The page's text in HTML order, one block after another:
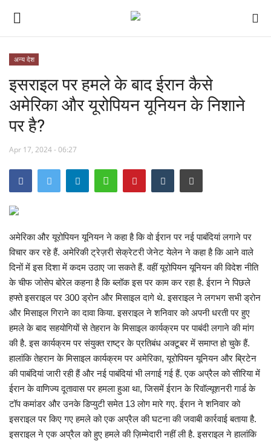
छत्तीसगढ़
मध्यप्रदेश
देश
अन्य देश
मनोरंजन
खेल
लाइफ स्टाइल
व्यापार
शिक्षा एवं रोजगार
धर्म एवं ज्योतिष
अन्य देश
इसराइल पर हमले के बाद ईरान कैसे
अमेरिका और यूरोपियन यूनियन के निशाने
पर है?
Apr 17, 2024 - 06:27
अमेरिका और यूरोपियन यूनियन ने कहा है कि वो ईरान पर नई पाबंदियां लगाने पर
विचार कर रहे हैं. अमेरिकी ट्रेज़री सेक्रेटरी जेनेट येलेन ने कहा है कि आने वाले
दिनों में इस दिशा में कदम उठाए जा सकते हैं. वहीं यूरोपियन यूनियन की विदेश नीति
के चीफ जोसेप बोरेल कहना है कि ब्लॉक इस पर काम कर रहा है. ईरान ने पिछले
हफ्ते इसराइल पर 300 ड्रोन और मिसाइल दागे थे. इसराइल ने लगभग सभी ड्रोन
और मिसाइल गिराने का दावा किया. इसराइल ने शनिवार को अपनी धरती पर हुए
हमले के बाद सहयोगियों से तेहरान के मिसाइल कार्यक्रम पर पाबंदी लगाने की मांग
की है. इस कार्यक्रम पर संयुक्त राष्ट्र के प्रतिबंध अक्टूबर में समाप्त हो चुके हैं.
हालांकि तेहरान के मिसाइल कार्यक्रम पर अमेरिका, यूरोपियन यूनियन और ब्रिटेन
की पाबंदियां जारी रही हैं और नई पाबंदियां भी लगाई गई हैं. एक अप्रैल को सीरिया में
ईरान के वाणिज्य दूतावास पर हमला हुआ था, जिसमें ईरान के रिवॉल्यूशनरी गार्ड के
टॉप कमांडर और उनके डिप्युटी समेत 13 लोग मारे गए. ईरान ने शनिवार को
इसराइल पर किए गए हमले को एक अप्रैल की घटना की जवाबी कार्रवाई बताया है.
इसराइल ने एक अप्रैल को हुए हमले की ज़िम्मेदारी नहीं ली है. इसराइल ने हालांकि